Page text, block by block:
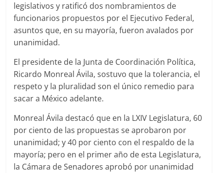
legislativos y ratificó dos nombramientos de
funcionarios propuestos por el Ejecutivo Federal,
asuntos que, en su mayoría, fueron avalados por
unanimidad.
El presidente de la Junta de Coordinación Política,
Ricardo Monreal Ávila, sostuvo que la tolerancia, el
respeto y la pluralidad son el único remedio para
sacar a México adelante.
Monreal Ávila destacó que en la LXIV Legislatura, 60
por ciento de las propuestas se aprobaron por
unanimidad; y 40 por ciento con el respaldo de la
mayoría; pero en el primer año de esta Legislatura,
la Cámara de Senadores aprobó por unanimidad